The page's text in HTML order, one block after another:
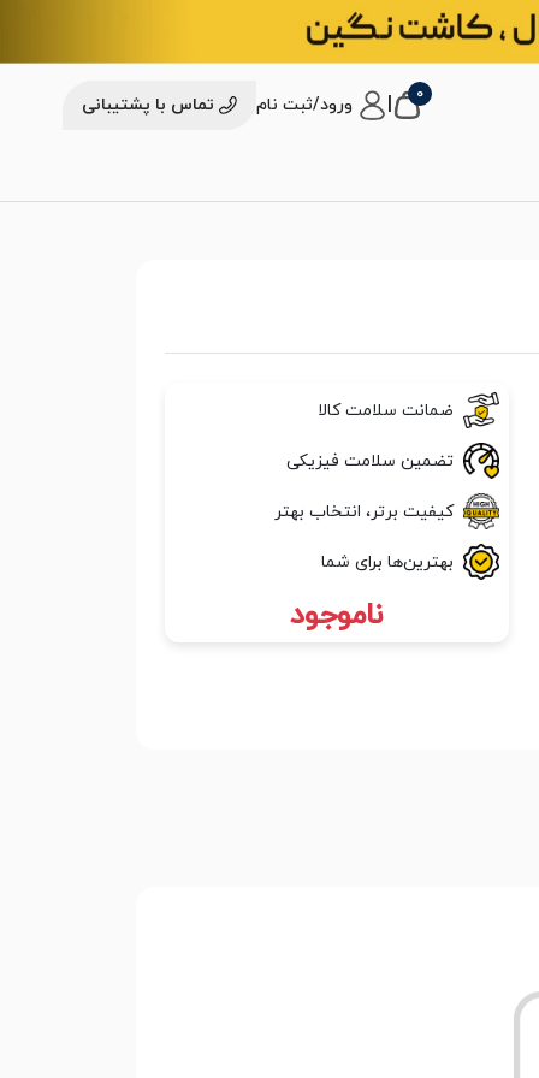
0 ورود/ثبت نام تماس با پشتیبانی
ضمانت سلامت کالا
تضمین سلامت فیزیکی
کیفیت برتر، انتخاب بهتر
بهترین‌ها برای شما
ناموجود